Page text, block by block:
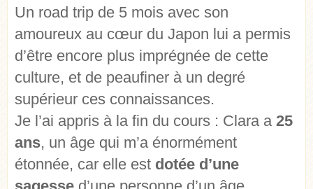
Un road trip de 5 mois avec son
amoureux au cœur du Japon lui a permis
d’être encore plus imprégnée de cette
culture, et de peaufiner à un degré
supérieur ces connaissances.
Je l’ai appris à la fin du cours : Clara a 25
ans, un âge qui m’a énormément
étonnée, car elle est dotée d’une